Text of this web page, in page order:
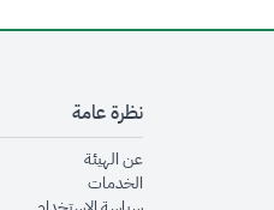
نظرة عامة
عن الهيئةwindow
الخدماتwindow